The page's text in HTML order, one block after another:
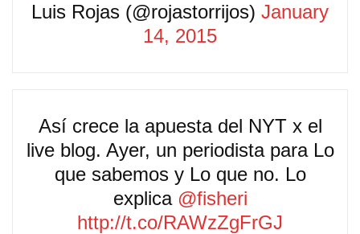
Luis Rojas (@rojastorrijos) January
14, 2015
Así crece la apuesta del NYT x el
live blog. Ayer, un periodista para Lo
que sabemos y Lo que no. Lo
explica @fisheri
http://t.co/RAWzZgFrGJ